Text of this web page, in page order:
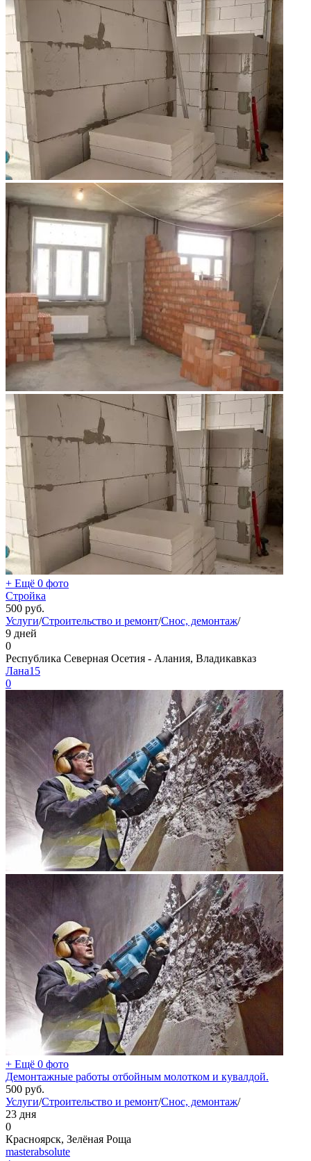
+ Ещё 0 фото
Стройка
500 руб.
Услуги/Строительство и ремонт/Снос, демонтаж/
9 дней
0
Республика Северная Осетия - Алания, Владикавказ
Лана15
0
+ Ещё 0 фото
Демонтажные работы отбойным молотком и кувалдой.
500 руб.
Услуги/Строительство и ремонт/Снос, демонтаж/
23 дня
0
Красноярск, Зелёная Роща
masterabsolute